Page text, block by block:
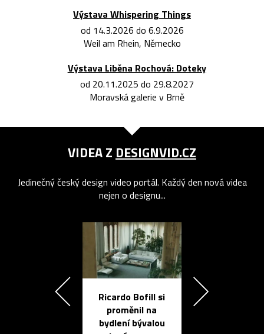
Výstava Whispering Things
od 14.3.2026 do 6.9.2026
Weil am Rhein, Německo
Výstava Liběna Rochová: Doteky
od 20.11.2025 do 29.8.2027
Moravská galerie v Brně
VIDEA Z DESIGNVID.CZ
Jedinečný český design video portál. Každý den nová videa
nejen o designu...
Ricardo Bofill si
proměnil na
bydlení bývalou